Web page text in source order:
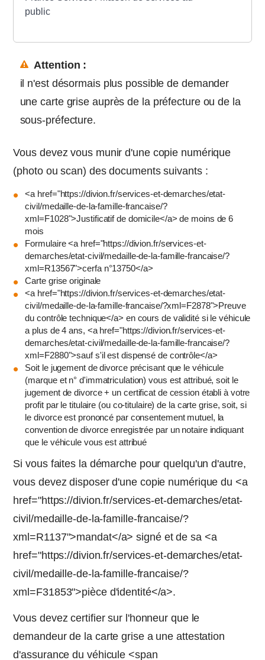
public
Attention :
il n'est désormais plus possible de demander
une carte grise auprès de la préfecture ou de la
sous-préfecture.
Vous devez vous munir d'une copie numérique
(photo ou scan) des documents suivants :
<a href="https://divion.fr/services-et-demarches/etat-
civil/medaille-de-la-famille-francaise/?
xml=F1028">Justificatif de domicile</a> de moins de 6
mois
Formulaire <a href="https://divion.fr/services-et-
demarches/etat-civil/medaille-de-la-famille-francaise/?
xml=R13567">cerfa n°13750</a>
Carte grise originale
<a href="https://divion.fr/services-et-demarches/etat-
civil/medaille-de-la-famille-francaise/?xml=F2878">Preuve
du contrôle technique</a> en cours de validité si le véhicule
a plus de 4 ans, <a href="https://divion.fr/services-et-
demarches/etat-civil/medaille-de-la-famille-francaise/?
xml=F2880">sauf s'il est dispensé de contrôle</a>
Soit le jugement de divorce précisant que le véhicule
(marque et n° d'immatriculation) vous est attribué, soit le
jugement de divorce + un certificat de cession établi à votre
profit par le titulaire (ou co-titulaire) de la carte grise, soit, si
le divorce est prononcé par consentement mutuel, la
convention de divorce enregistrée par un notaire indiquant
que le véhicule vous est attribué
Si vous faites la démarche pour quelqu'un d'autre,
vous devez disposer d'une copie numérique du <a
href="https://divion.fr/services-et-demarches/etat-
civil/medaille-de-la-famille-francaise/?
xml=R1137">mandat</a> signé et de sa <a
href="https://divion.fr/services-et-demarches/etat-
civil/medaille-de-la-famille-francaise/?
xml=F31853">pièce d'identité</a>.
Vous devez certifier sur l'honneur que le
demandeur de la carte grise a une attestation
d'assurance du véhicule <span